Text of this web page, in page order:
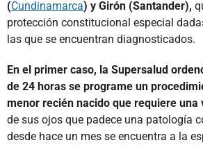
(Cundinamarca) y Girón (Santander),
protección constitucional especial
las que se encuentran diagnosticados.
En el primer caso, la Supersalud
de 24 horas se programe un
menor recién nacido que requiere una
de sus ojos que padece una patología
desde hace un mes se encuentra a la